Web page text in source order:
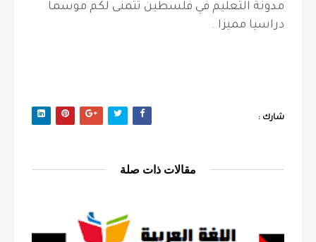
مدونة التعليم في فلسطين تتمنى لكم موسما
دراسيا مميزا .
شارك :
مقالات ذات صلة